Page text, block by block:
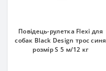
Повідець-рулетка Flexi для
собак Black Design трос синя
розмір S 5 м/12 кг